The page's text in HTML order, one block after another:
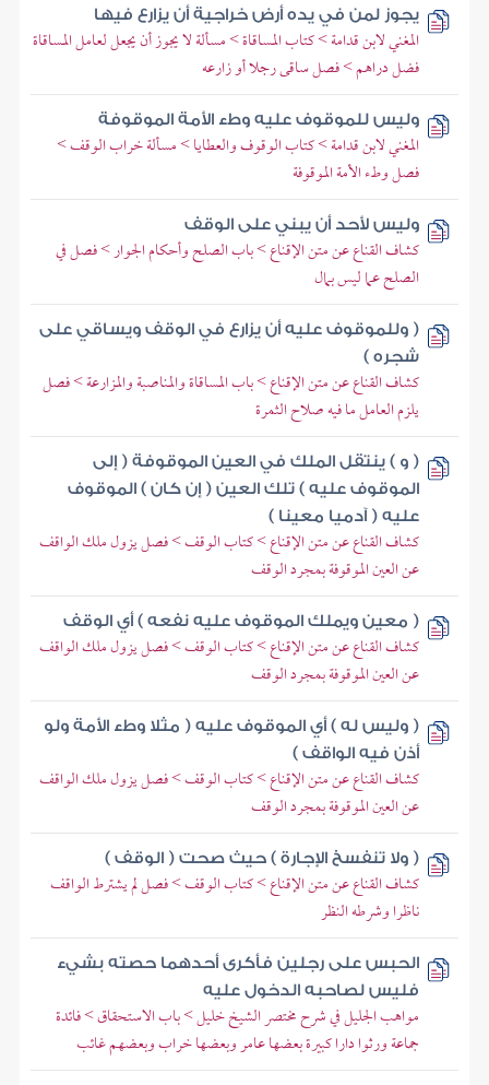
يجوز لمن في يده أرض خراجية أن يزارع فيها
المغني لابن قدامة > كتاب المساقاة > مسألة لا يجوز أن يجعل لعامل المساقاة
فضل دراهم > فصل ساقى رجلا أو زارعه
وليس للموقوف عليه وطء الأمة الموقوفة
المغني لابن قدامة > كتاب الوقوف والعطايا > مسألة خراب الوقف >
فصل وطء الأمة الموقوفة
وليس لأحد أن يبني على الوقف
كشاف القناع عن متن الإقناع > باب الصلح وأحكام الجوار > فصل في
الصلح عما ليس بمال
( وللموقوف عليه أن يزارع في الوقف ويساقي على
شجره )
كشاف القناع عن متن الإقناع > باب المساقاة والمناصبة والمزارعة > فصل
يلزم العامل ما فيه صلاح الثمرة
( و ) ينتقل الملك في العين الموقوفة ( إلى
الموقوف عليه ) تلك العين ( إن كان ) الموقوف
عليه ( آدميا معينا )
كشاف القناع عن متن الإقناع > كتاب الوقف > فصل يزول ملك الواقف
عن العين الموقوفة بمجرد الوقف
( معين ويملك الموقوف عليه نفعه ) أي الوقف
كشاف القناع عن متن الإقناع > كتاب الوقف > فصل يزول ملك الواقف
عن العين الموقوفة بمجرد الوقف
( وليس له ) أي الموقوف عليه ( مثلا وطء الأمة ولو
أذن فيه الواقف )
كشاف القناع عن متن الإقناع > كتاب الوقف > فصل يزول ملك الواقف
عن العين الموقوفة بمجرد الوقف
( ولا تنفسخ الإجارة ) حيث صحت ( الوقف )
كشاف القناع عن متن الإقناع > كتاب الوقف > فصل لم يشترط الواقف
ناظرا وشرطه النظر
الحبس على رجلين فأكرى أحدهما حصته بشيء
فليس لصاحبه الدخول عليه
مواهب الجليل في شرح مختصر الشيخ خليل > باب الاستحقاق > فائدة
جماعة ورثوا دارا كبيرة بعضها عامر وبعضها خراب وبعضهم غائب